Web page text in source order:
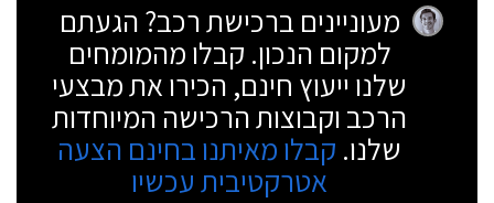
מעוניינים ברכישת רכב? הגעתם
למקום הנכון. קבלו מהמומחים
שלנו ייעוץ חינם, הכירו את מבצעי
הרכב וקבוצות הרכישה המיוחדות
שלנו. קבלו מאיתנו בחינם הצעה
אטרקטיבית עכשיו